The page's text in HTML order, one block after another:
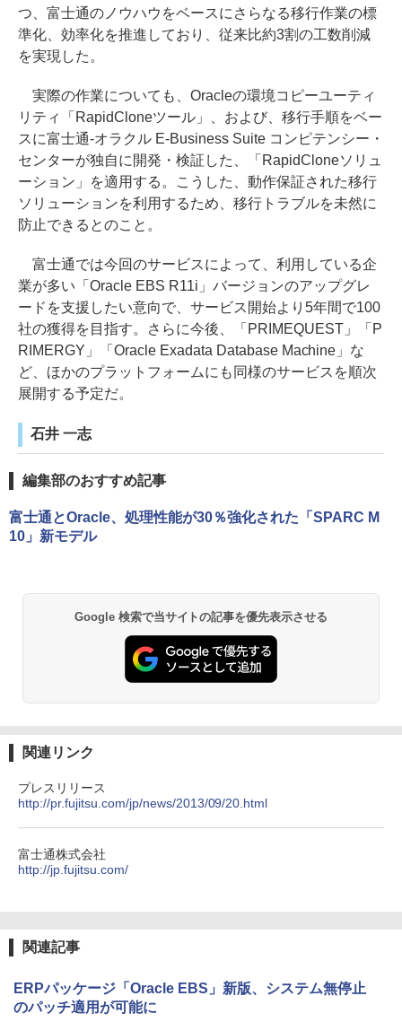
つ、富士通のノウハウをベースにさらなる移行作業の標
準化、効率化を推進しており、従来比約3割の工数削減
を実現した。
実際の作業についても、Oracleの環境コピーユーティ
リティ「RapidCloneツール」、および、移行手順をベー
スに富士通-オラクル E-Business Suite コンピテンシー・
センターが独自に開発・検証した、「RapidCloneソリュ
ーション」を適用する。こうした、動作保証された移行
ソリューションを利用するため、移行トラブルを未然に
防止できるとのこと。
富士通では今回のサービスによって、利用している企
業が多い「Oracle EBS R11i」バージョンのアップグレ
ードを支援したい意向で、サービス開始より5年間で100
社の獲得を目指す。さらに今後、「PRIMEQUEST」「P
RIMERGY」「Oracle Exadata Database Machine」な
ど、ほかのプラットフォームにも同様のサービスを順次
展開する予定だ。
石井 一志
編集部のおすすめ記事
富士通とOracle、処理性能が30％強化された「SPARC M
10」新モデル
Google 検索で当サイトの記事を優先表示させる
関連リンク
プレスリリース
http://pr.fujitsu.com/jp/news/2013/09/20.html
富士通株式会社
http://jp.fujitsu.com/
関連記事
ERPパッケージ「Oracle EBS」新版、システム無停止
のパッチ適用が可能に